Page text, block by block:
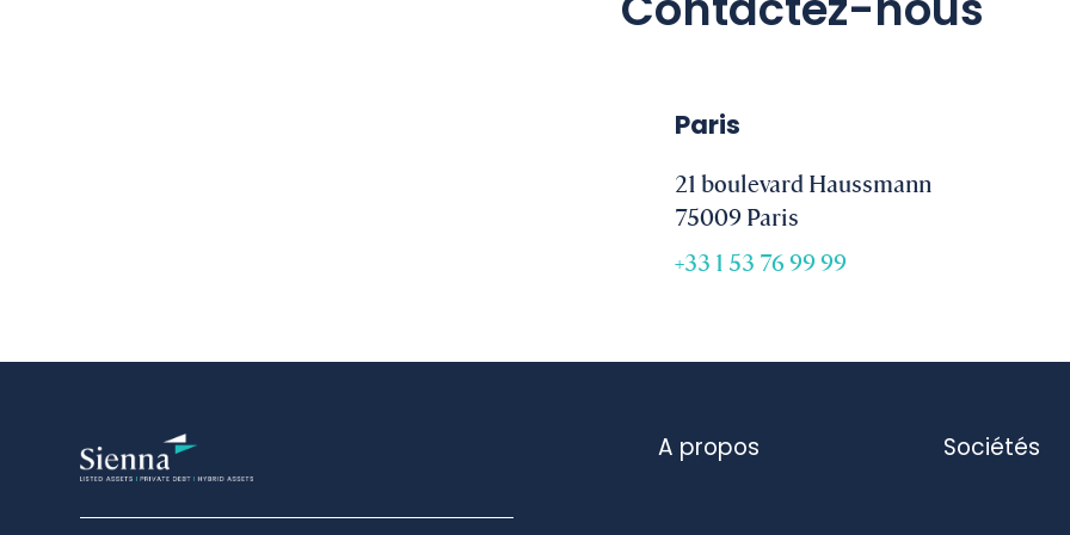
Contactez-nous
Paris
21 boulevard Haussmann
75009 Paris
+33 1 53 76 99 99
A propos Sociétés